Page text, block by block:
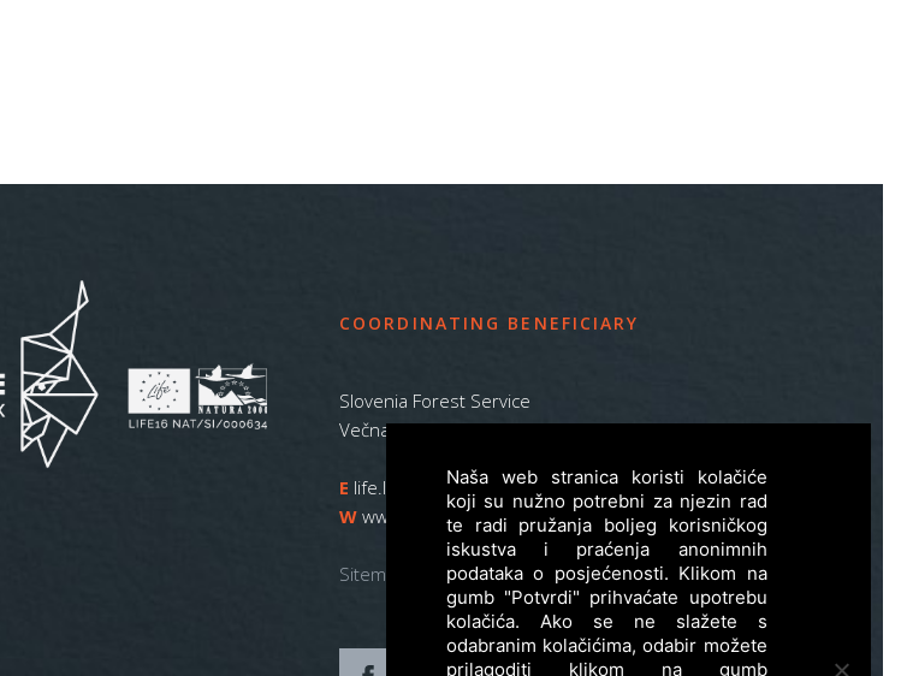
COORDINATING BENEFICIARY
Slovenia Forest Service
Večna pot 2, SI – 1000 Ljubljana
E life.lynx.eu@gmail.com
W www.zgs.si
Sitemap
Naša web stranica koristi kolačiće
koji su nužno potrebni za njezin rad
te radi pružanja boljeg korisničkog
iskustva i praćenja anonimnih
podataka o posjećenosti. Klikom na
gumb "Potvrdi" prihvaćate upotrebu
kolačića. Ako se ne slažete s
odabranim kolačićima, odabir možete
prilagoditi klikom na gumb